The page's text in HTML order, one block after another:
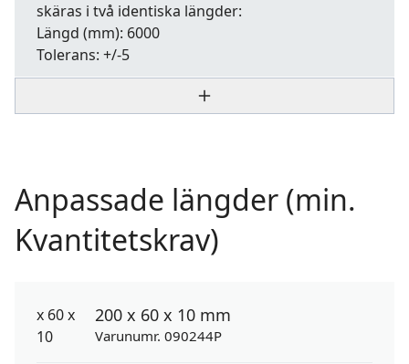
skäras i två identiska längder:
Längd (mm): 6000
Tolerans: +/-5
Anpassade längder (min.
Kvantitetskrav)
200 x 60 x 10 mm
Varunumr. 090244P